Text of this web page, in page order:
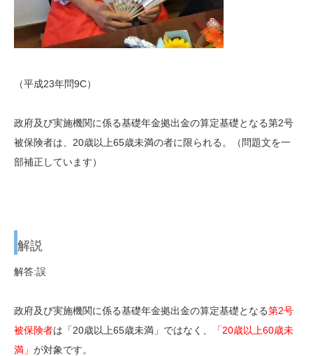
（平成23年問9C）
政府及び実施機関に係る基礎年金拠出金の算定基礎となる第2号
被保険者は、20歳以上65歳未満の者に限られる。（問題文を一
部補正しています）
解説
解答:誤
政府及び実施機関に係る基礎年金拠出金の算定基礎となる第2号
被保険者は「20歳以上65歳未満」ではなく、
「20歳以上60歳未
満」 が対象です。